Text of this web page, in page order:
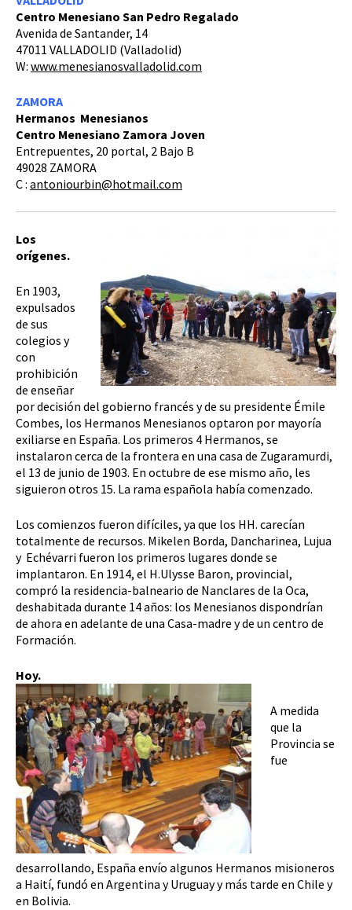
Centro Menesiano San Pedro Regalado
Avenida de Santander, 14
47011 VALLADOLID (Valladolid)
W: www.menesianosvalladolid.com
ZAMORA
Hermanos Menesianos
Centro Menesiano Zamora Joven
Entrepuentes, 20 portal, 2 Bajo B
49028 ZAMORA
C : antoniourbin@hotmail.com
Los
orígenes.
En 1903,
expulsados
de sus
colegios y
con
prohibición
de enseñar
por decisión del gobierno francés y de su presidente Émile
Combes, los Hermanos Menesianos optaron por mayoría
exiliarse en España. Los primeros 4 Hermanos, se
instalaron cerca de la frontera en una casa de Zugaramurdi,
el 13 de junio de 1903. En octubre de ese mismo año, les
siguieron otros 15. La rama española había comenzado.
Los comienzos fueron difíciles, ya que los HH. carecían
totalmente de recursos. Mikelen Borda, Dancharinea, Lujua
y Echévarri fueron los primeros lugares donde se
implantaron. En 1914, el H.Ulysse Baron, provincial,
compró la residencia-balneario de Nanclares de la Oca,
deshabitada durante 14 años: los Menesianos dispondrían
de ahora en adelante de una Casa-madre y de un centro de
Formación.
Hoy.
A medida
que la
Provincia se
fue
desarrollando, España envío algunos Hermanos misioneros
a Haití, fundó en Argentina y Uruguay y más tarde en Chile y
en Bolivia.